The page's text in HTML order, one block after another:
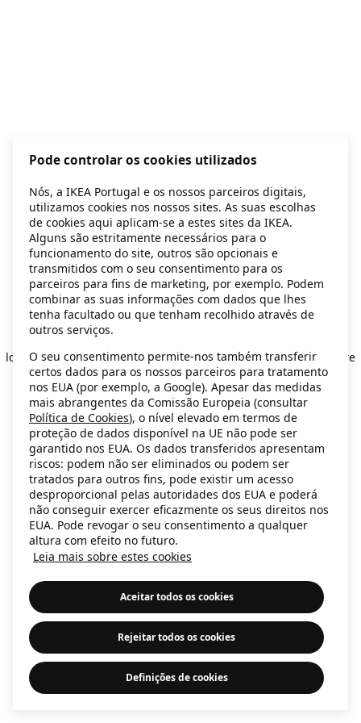
Application error: a client-side exception has occurred
loadingsecondhand.ikea.com (see the browser console for more
information).
Pode controlar os cookies utilizados
Nós, a IKEA Portugal e os nossos parceiros digitais,
utilizamos cookies nos nossos sites. As suas escolhas
de cookies aqui aplicam-se a estes sites da IKEA.
Alguns são estritamente necessários para o
funcionamento do site, outros são opcionais e
transmitidos com o seu consentimento para os
parceiros para fins de marketing, por exemplo. Podem
combinar as suas informações com dados que lhes
tenha facultado ou que tenham recolhido através de
outros serviços.
O seu consentimento permite-nos também transferir
certos dados para os nossos parceiros para tratamento
nos EUA (por exemplo, a Google). Apesar das medidas
mais abrangentes da Comissão Europeia (consultar
Política de Cookies), o nível elevado em termos de
proteção de dados disponível na UE não pode ser
garantido nos EUA. Os dados transferidos apresentam
riscos: podem não ser eliminados ou podem ser
tratados para outros fins, pode existir um acesso
desproporcional pelas autoridades dos EUA e poderá
não conseguir exercer eficazmente os seus direitos nos
EUA. Pode revogar o seu consentimento a qualquer
altura com efeito no futuro.
Leia mais sobre estes cookies
Aceitar todos os cookies
Rejeitar todos os cookies
Definições de cookies